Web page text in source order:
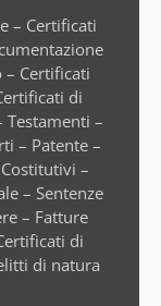
– Certificati
– Certificati
di
Testamenti –
– Patente –
–
– Sentenze
– Fatture
di
di natura